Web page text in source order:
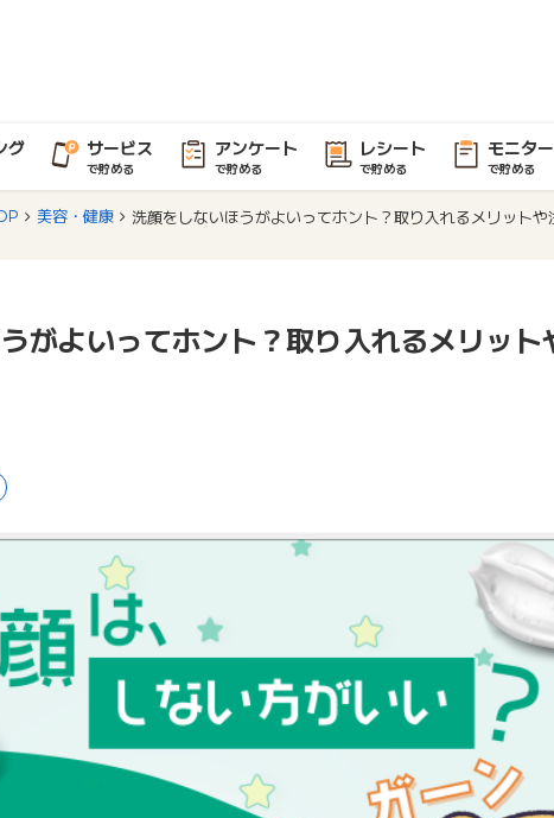
グ サービス
で貯める
アンケート
で貯める
レシート
で貯める
モニター
で貯める
美容・健康 洗顔をしないほうがよいってホント？取り入れるメリットや
がよいってホント？取り入れるメリット